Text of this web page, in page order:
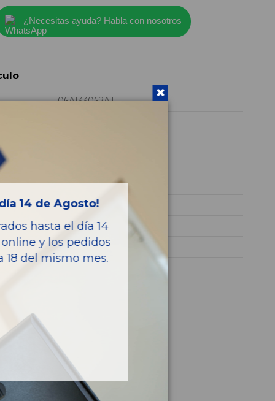
¿Necesitas ayuda? Habla con nosotros
06A133062AT
ROJO
GASOLINA
Highline
102CV 75KW
14 de Agosto!
hasta el día 14
y los pedidos
del mismo mes.